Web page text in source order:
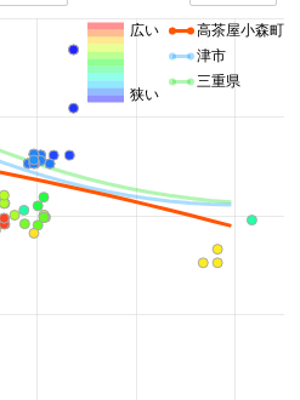
高茶屋小森町
津市
三重県
広い
狭い